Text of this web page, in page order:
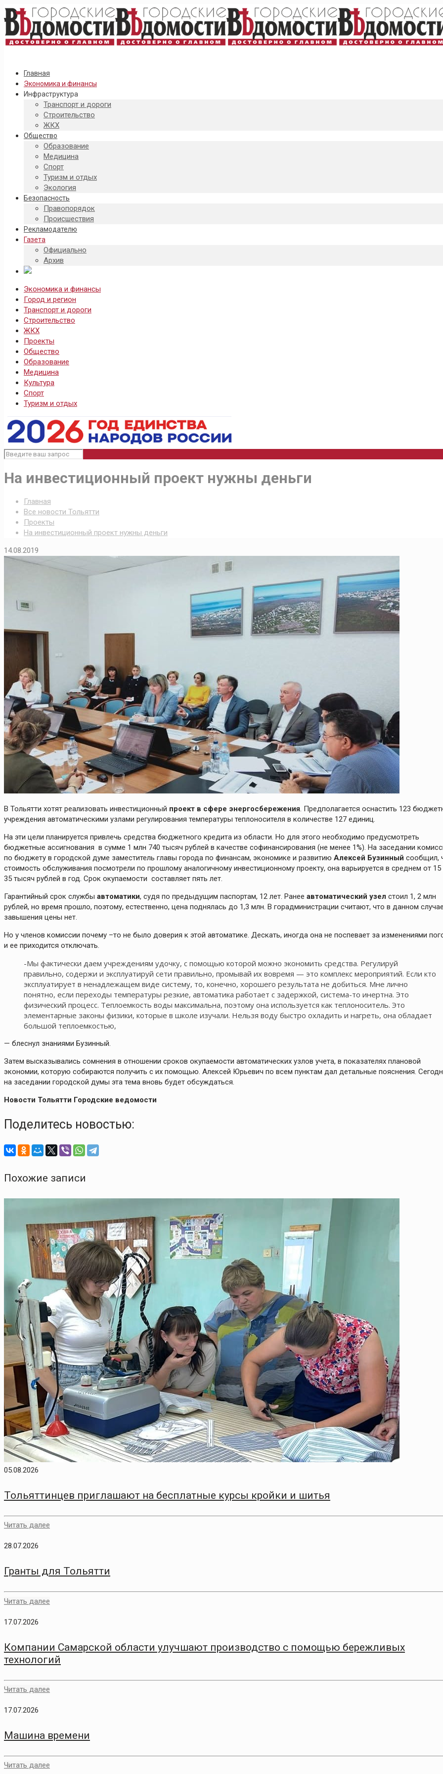
Главная
Экономика и финансы
Инфраструктура
Транспорт и дороги
Строительство
ЖКХ
Общество
Образование
Медицина
Спорт
Туризм и отдых
Экология
Безопасность
Правопорядок
Происшествия
Рекламодателю
Газета
Официально
Архив
Экономика и финансы
Город и регион
Транспорт и дороги
Строительство
ЖКХ
Проекты
Общество
Образование
Медицина
Культура
Спорт
Туризм и отдых
На инвестиционный проект нужны деньги
Главная
Все новости Тольятти
Проекты
На инвестиционный проект нужны деньги
14.08.2019
В Тольятти хотят реализовать инвестиционный проект в сфере энергосбережения. Предполагается оснастить 123
учреждения автоматическими узлами регулирования температуры теплоносителя в количестве 127 единиц.
На эти цели планируется привлечь средства бюджетного кредита из области. Но для этого необходимо предусмотреть
бюджетные ассигнования в сумме 1 млн 740 тысяч рублей в качестве софинансирования (не менее 1%). На заседании
по бюджету в городской думе заместитель главы города по финансам, экономике и развитию Алексей Бузинный сообщил,
стоимость обслуживания посмотрели по прошлому аналогичному инвестиционному проекту, она варьируется в среднем от
35 тысяч рублей в год. Срок окупаемости составляет пять лет.
Гарантийный срок службы автоматики, судя по предыдущим паспортам, 12 лет. Ранее автоматический узел стоил 1, 2 млн
рублей, но время прошло, поэтому, естественно, цена поднялась до 1,3 млн. В горадминистрации считают, что в данном случае
завышения цены нет.
Но у членов комиссии почему –то не было доверия к этой автоматике. Дескать, иногда она не поспевает за изменениями
и ее приходится отключать.
-Мы фактически даем учреждениям удочку, с помощью которой можно экономить средства. Регулируй
правильно, содержи и эксплуатируй сети правильно, промывай их вовремя — это комплекс мероприятий. Если кто
эксплуатирует в ненадлежащем виде систему, то, конечно, хорошего результата не добиться. Мне лично
понятно, если переходы температуры резкие, автоматика работает с задержкой, система-то инертна. Это
физический процесс. Теплоемкость воды максимальна, поэтому она используется как теплоноситель. Это
элементарные законы физики, которые в школе изучали. Нельзя воду быстро охладить и нагреть, она обладает
большой теплоемкостью,
— блеснул знаниями Бузинный.
Затем высказывались сомнения в отношении сроков окупаемости автоматических узлов учета, в показателях плановой
экономии, которую собираются получить с их помощью. Алексей Юрьевич по всем пунктам дал детальные пояснения.
на заседании городской думы эта тема вновь будет обсуждаться.
Новости Тольятти Городские ведомости
Поделитесь новостью:
Похожие записи
05.08.2026
Тольяттинцев приглашают на бесплатные курсы кройки и шитья
Читать далее
28.07.2026
Гранты для Тольятти
Читать далее
17.07.2026
Компании Самарской области улучшают производство с помощью бережливых
технологий
Читать далее
17.07.2026
Машина времени
Читать далее